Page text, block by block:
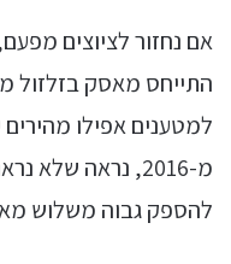
התייחס מאסק בזלזול
למטענים אפילו
מ-2016, נראה
להספק גבוה משלוש